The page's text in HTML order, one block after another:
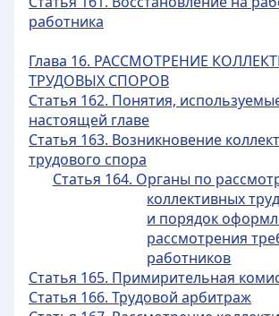
работника
Глава 16. РАССМОТРЕНИЕ
ТРУДОВЫХ СПОРОВ
Статья 162. Понятия,
настоящей главе
Статья 163. Возникновение
трудового спора
Статья 164. Органы по
коллективных
и порядок
рассмотрения
работников
Статья 165. Примирительная
Статья 166. Трудовой арбитраж